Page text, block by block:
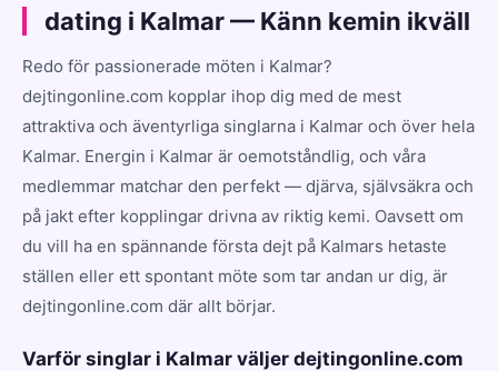
dating i Kalmar — Känn kemin ikväll
Redo för passionerade möten i Kalmar?
dejtingonline.com kopplar ihop dig med de mest
attraktiva och äventyrliga singlarna i Kalmar och över hela
Kalmar. Energin i Kalmar är oemotståndlig, och våra
medlemmar matchar den perfekt — djärva, självsäkra och
på jakt efter kopplingar drivna av riktig kemi. Oavsett om
du vill ha en spännande första dejt på Kalmars hetaste
ställen eller ett spontant möte som tar andan ur dig, är
dejtingonline.com där allt börjar.
Varför singlar i Kalmar väljer dejtingonline.com